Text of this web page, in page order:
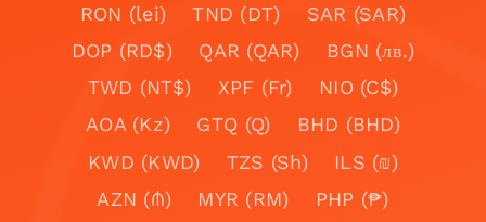
RON (lei)
TND (DT)
SAR (SAR)
DOP (RD$)
QAR (QAR)
BGN (лв.)
TWD (NT$)
XPF (Fr)
NIO (C$)
AOA (Kz)
GTQ (Q)
BHD (BHD)
KWD (KWD)
TZS (Sh)
ILS (₪)
AZN (₼)
MYR (RM)
PHP (₱)